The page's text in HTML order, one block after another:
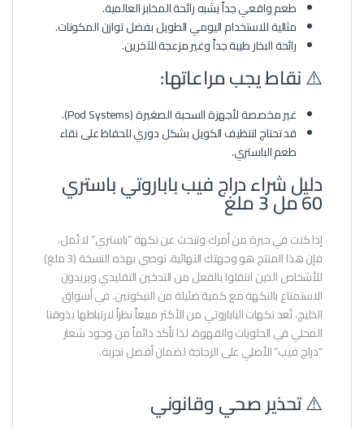
طعم واقعي جداً يشبه رائحة المخابز العالمية.
مثالية للاستخدام اليومي الطويل بفضل توازن المكونات.
رائحة البخار طيبة جداً وغير مزعجة للآخرين.
⚠️ نقاط يجب مراعاتها:
غير مخصصة لأجهزة السحبة الصغيرة (Pod Systems).
قد تحتاج لتنظيف الكويل بشكل دوري للحفاظ على نقاء
طعم الباستري.
دليل شراء دراج فيب باباروتي باستري
60 مل 3 ملغ
إذا كنت في حيرة من أمرك وتبحث عن نكهة “باستري” لا تُمل،
فإن هذا المنتج هو وجهتك النهائية. نوصي بهذه النسخة (3 ملغ)
للأشخاص الذين انتقلوا بالفعل من التدخين التقليدي ويريدون
الاستمتاع بالنكهة مع كمية ضئيلة من النيكوتين. في أسواق
الخليج، تُعد نكهات الباباروتي من الأكثر مبيعاً نظراً لارتباطها بذوقنا
المحلي في الحلويات والقهوة، لذا تأكد دائماً من وجود شعار
“دراج فيب” الأصلي على الزجاجة لضمان أفضل تجربة.
⚠️ تحذير صحي وقانوني